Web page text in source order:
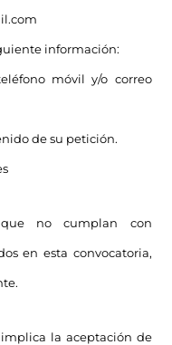
información:
móvil y/o correo
de su petición.
que no cumplan con
en esta convocatoria,
la aceptación de